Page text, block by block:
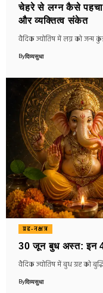
चेहरे से लग्न कैसे
और व्यक्तित्व संकेत
वैदिक ज्योतिष में लग्न को जन्म
Byदिव्यसुधा
ग्रह-नक्षत्र
30 जून बुध अस्त: इन 4
वैदिक ज्योतिष में बुध ग्रह को
Byदिव्यसुधा